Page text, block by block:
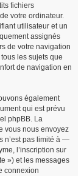
fichiers
votre ordinateur.
utilisateur et un
assignés
de votre navigation
les sujets que
de navigation en
également
qui est prévu
phpBB. La
vous nous envoyez
n’est pas limité à —
l’inscription sur
») et les messages
connexion